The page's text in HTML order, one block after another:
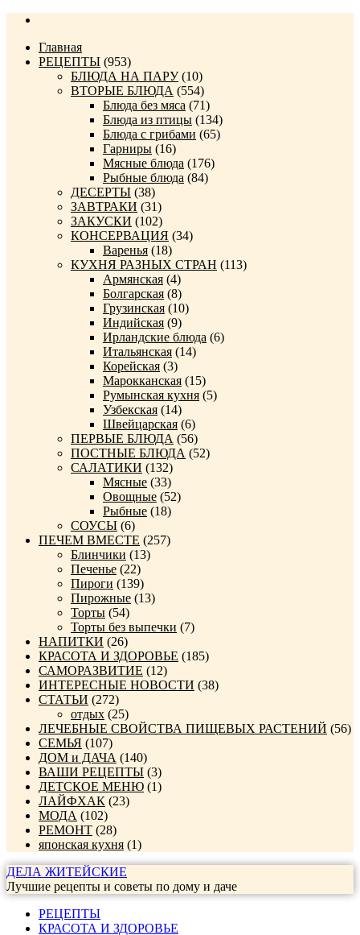
Главная
РЕЦЕПТЫ (953)
БЛЮДА НА ПАРУ(10)
ВТОРЫЕ БЛЮДА (554)
Блюда без мяса (71)
Блюда из птицы (134)
Блюда с грибами (65)
Гарниры (16)
Мясные блюда (176)
Рыбные блюда (84)
ДЕСЕРТЫ (38)
ЗАВТРАКИ (31)
ЗАКУСКИ (102)
КОНСЕРВАЦИЯ (34)
Варенья (18)
КУХНЯ РАЗНЫХ СТРАН (113)
Армянская (4)
Болгарская (8)
Грузинская (10)
Индийская (9)
Ирландские блюда (6)
Итальянская (14)
Корейская (3)
Марокканская (15)
Румынская кухня (5)
Узбекская (14)
Швейцарская (6)
ПЕРВЫЕ БЛЮДА (56)
ПОСТНЫЕ БЛЮДА (52)
САЛАТИКИ (132)
Мясные (33)
Овощные (52)
Рыбные (18)
СОУСЫ (6)
ПЕЧЕМ ВМЕСТЕ (257)
Блинчики (13)
Печенье (22)
Пироги (139)
Пирожные (13)
Торты (54)
Торты без выпечки (7)
НАПИТКИ (26)
КРАСОТА И ЗДОРОВЬЕ (185)
САМОРАЗВИТИЕ (12)
ИНТЕРЕСНЫЕ НОВОСТИ (38)
СТАТЬИ (272)
отдых (25)
ЛЕЧЕБНЫЕ СВОЙСТВА ПИЩЕВЫХ РАСТЕНИЙ (56)
СЕМЬЯ (107)
ДОМ и ДАЧА (140)
ВАШИ РЕЦЕПТЫ (3)
ДЕТСКОЕ МЕНЮ (1)
ЛАЙФХАК (23)
МОДА (102)
РЕМОНТ (28)
японская кухня (1)
ДЕЛА ЖИТЕЙСКИЕ
Лучшие рецепты и советы по дому и даче
РЕЦЕПТЫ
КРАСОТА И ЗДОРОВЬЕ